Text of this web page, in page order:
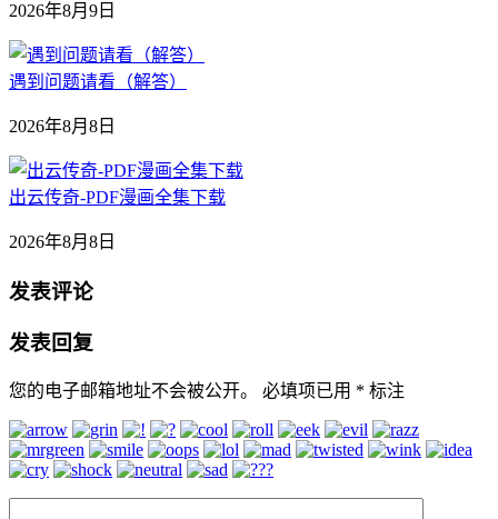
2026年8月9日
遇到问题请看（解答）
2026年8月8日
出云传奇-PDF漫画全集下载
2026年8月8日
发表评论
发表回复
您的电子邮箱地址不会被公开。 必填项已用 * 标注